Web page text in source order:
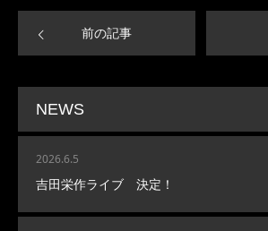
前の記事
NEWS
2026.6.5
吉田栄作ライブ 決定！